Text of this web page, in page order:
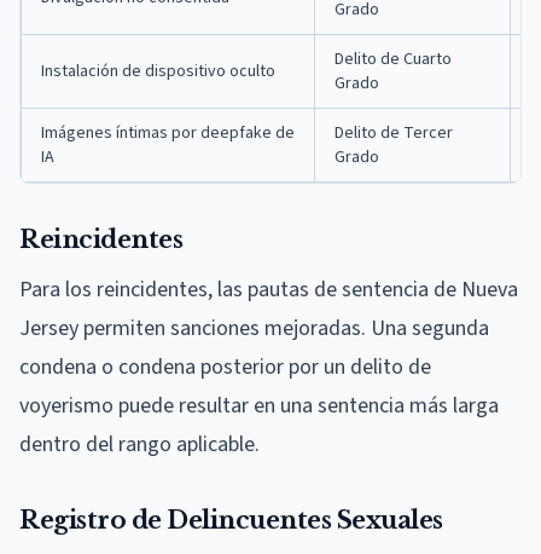
Grado
Instalación de dispositivo oculto
Delito de Cuarto
Grado
Imágenes íntimas por deepfake de
IA
Delito de Tercer
Grado
Reincidentes
Para los reincidentes, las pautas de sentencia de Nueva
Jersey permiten sanciones mejoradas. Una segunda
condena o condena posterior por un delito de
voyerismo puede resultar en una sentencia más larga
dentro del rango aplicable.
Registro de Delincuentes Sexuales